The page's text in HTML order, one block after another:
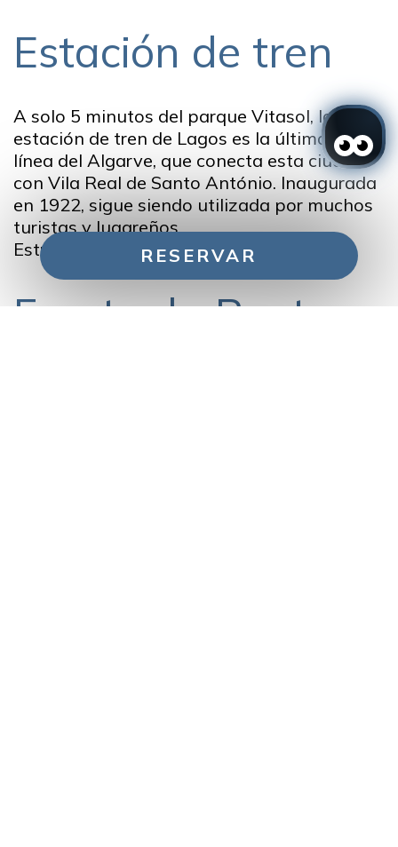
RESERVAR
Estación de tren
A solo 5 minutos del parque Vitasol, la
estación de tren de Lagos es la última de la
línea del Algarve, que conecta esta ciudad
con Vila Real de Santo António. Inaugurada
en 1922, sigue siendo utilizada por muchos
turistas y lugareños.
Estrada de São Roque, 8600-315 Lagos
Fuerte da Ponta